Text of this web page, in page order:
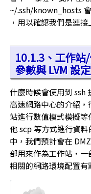
~/.ssh/known_hosts
，用以確認我們是連
10.1.3、工作站
參數與 LVM 設定
什麼時候會使用到 ssh
高速網路中心的介紹
站進行數值模式模擬
他 scp 等方式進行資
中，我們預計會在
部用來作為工作站，一
相關的網路環境配置有